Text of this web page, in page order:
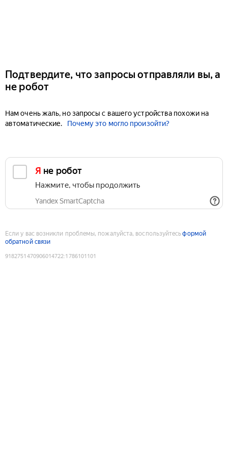
Подтвердите, что запросы отправляли вы, а
не робот
Нам очень жаль, но запросы с вашего устройства похожи на
автоматические.
Почему это могло произойти?
Я не робот
Нажмите, чтобы продолжить
Yandex SmartCaptcha
Если у вас возникли проблемы, пожалуйста, воспользуйтесьформой
обратной связи
9182751470906014722:1786101101